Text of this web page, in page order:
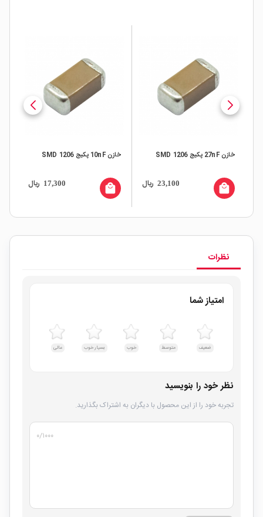
خازن 27nF پکیج SMD 1206
23,100 ریال local_mall
خازن 10nF پکیج SMD 1206
17,300 ریال local_mall
نظرات
امتیاز شما
ضعیف متوسط خوب بسیار خوب عالی
نظر خود را بنویسید
تجربه خود را از این محصول با دیگران به اشتراک بگذارید.
۰/۱۰۰۰